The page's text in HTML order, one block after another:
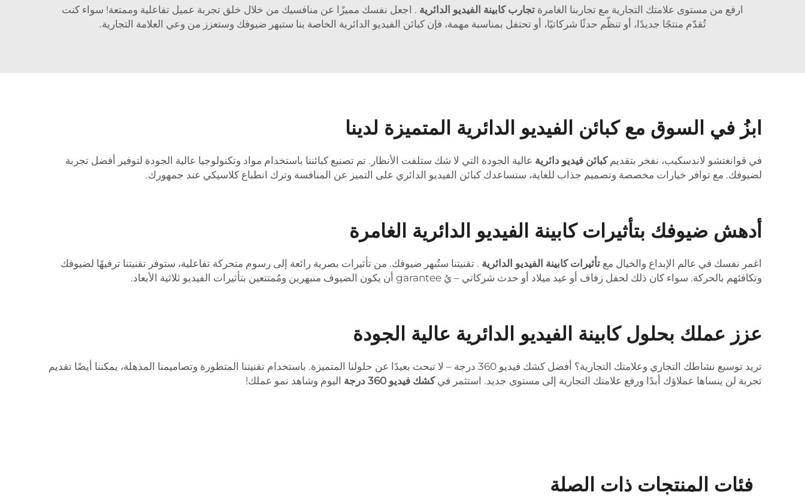
ارفع من مستوى علامتك التجارية مع تجاربنا الغامرة تجارب كابينة الفيديو الدائرية . اجعل نفسك مميزًا عن منافسيك من خلال خلق تجربة عميل تفاعلية وممتعة! سواء كنت
تُقدّم منتجًا جديدًا، أو تنظّم حدثًا شركاتيًا، أو تحتفل بمناسبة مهمة، فإن كبائن الفيديو الدائرية الخاصة بنا ستبهر ضيوفك وستعزز من وعي العلامة التجارية.
ابزُ في السوق مع كبائن الفيديو الدائرية المتميزة لدينا
في قوانغتشو لاندسكيب، نفخر بتقديمكبائن فيديو دائرية عالية الجودة التي لا شك ستلفت الأنظار. تم تصنيع كبائننا باستخدام مواد وتكنولوجيا عالية الجودة لتوفير أفضل تجربة
لضيوفك. مع توافر خيارات مخصصة وتصميم جذاب للغاية، ستساعدك كبائن الفيديو الدائري على التميز عن المنافسة وترك انطباع كلاسيكي عند جمهورك.
أدهش ضيوفك بتأثيرات كابينة الفيديو الدائرية الغامرة
اغمر نفسك في عالم الإبداع والخيال مع تأثيرات كابينة الفيديو الدائرية . تقنيتنا ستُبهر ضيوفك. من تأثيرات بصرية رائعة إلى رسوم متحركة تفاعلية، ستوفر تقنيتنا ترفيهًا لضيوفك
وتكافئهم بالحركة. سواء كان ذلك لحفل زفاف أو عيد ميلاد أو حدث شركاتي – يُ garantee أن يكون الضيوف منبهرين ومُمتتعين بتأثيرات الفيديو ثلاثية الأبعاد.
عزز عملك بحلول كابينة الفيديو الدائرية عالية الجودة
تريد توسيع نشاطك التجاري وعلامتك التجارية؟ أفضل كشك فيديو 360 درجة – لا تبحث بعيدًا عن حلولنا المتميزة. باستخدام تقنيتنا المتطورة وتصاميمنا المذهلة، يمكننا أيضًا تقديم
تجربة لن ينساها عملاؤك أبدًا ورفع علامتك التجارية إلى مستوى جديد. استثمر فيكشك فيديو 360 درجة اليوم وشاهد نمو عملك!
فئات المنتجات ذات الصلة